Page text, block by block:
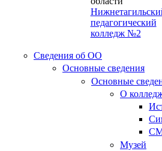
педагогический
колледж №2
Сведения об ОО
Основные сведения
Основные
О
Музей